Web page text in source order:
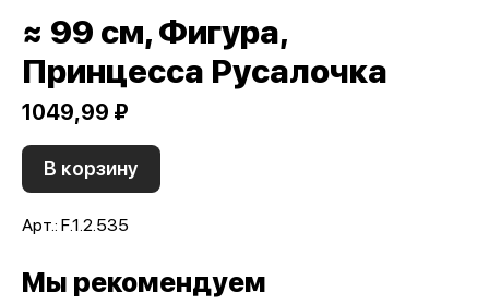
≈ 99 см, Фигура,
Принцесса Русалочка
1049,99 ₽
В корзину
Арт.: F.1.2.535
Мы рекомендуем